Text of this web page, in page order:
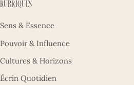
Rubriques
Sens & Essence
Pouvoir & Influence
Cultures & Horizons
Écrin Quotidien